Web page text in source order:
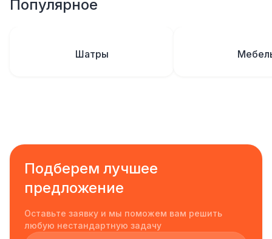
Популярное
Шатры
Подберем лучшее
предложение
Оставьте заявку и мы поможем вам решить
любую нестандартную задачу